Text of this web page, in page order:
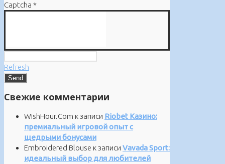
Captcha *
Refresh
Свежие комментарии
WishHour.Com к записи Riobet Казино:
премиальный игровой опыт с
щедрыми бонусами
Embroidered Blouse к записи Vavada Sport:
идеальный выбор для любителей